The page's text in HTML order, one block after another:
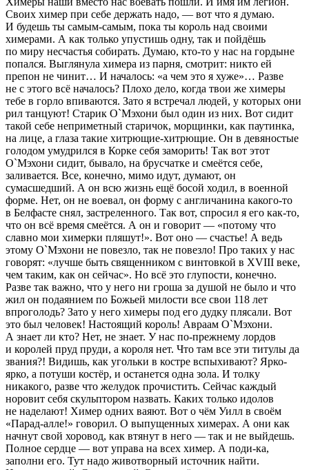
Своих химер при себе держать надо, — вот что я думаю.
И будешь ты самым-самым, пока ты король над своими
химерами. А как только упустишь одну, так и пойдёшь
по миру несчастья собирать. Думаю, кто-то у нас на гордыне
попался. Выглянула химера из парня, смотрит: никто ей
препон не чинит… И началось: «а чем это я хуже»… Разве
не с этого всё началось? Плохо дело, когда твои же химеры
тебе в горло впиваются. Зато я встречал людей, у которых они
рил танцуют! Старик О`Мэхони был один из них. Вот сидит
такой себе неприметный старичок, морщинки, как паутинка,
на лице, а глаза такие хитрющие-хитрющие. Он в девяностые
голодом умудрился в Корке себя заморить! Так вот этот
О`Мэхони сидит, бывало, на брусчатке и смеётся себе,
заливается. Все, конечно, мимо идут, думают, он
сумасшедший. А он всю жизнь ещё босой ходил, в военной
форме. Нет, он не воевал, он форму с англичанина какого-то
в Белфасте снял, застреленного. Так вот, спросил я его как-то,
что он всё время смеётся. А он и говорит — «потому что
славно мои химерки пляшут!». Вот оно — счастье! А ведь
этому О`Мэхони не повезло, так не повезло! Про таких у нас
говорят: «лучше быть священником с винтовкой в XVIII веке,
чем таким, как он сейчас». Но всё это глупости, конечно.
Разве так важно, что у него ни гроша за душой не было и что
жил он подаянием по Божьей милости все свои 118 лет
впроголодь? Зато у него химеры под его дудку плясали. Вот
это был человек! Настоящий король! Авраам О`Мэхони.
А знает ли кто? Нет, не знает. У нас по-прежнему лордов
и королей пруд пруди, а короля нет. Что там все эти титулы да
звания?! Видишь, как угольки в костре вспыхивают? Ярко-
ярко, а потуши костёр, и останется одна зола. И толку
никакого, разве что желудок прочистить. Сейчас каждый
норовит себя скульптором назвать. Каких только идолов
не наделают! Химер одних ваяют. Вот о чём Уилл в своём
«Парад-алле!» говорил. О выпущенных химерах. А они как
начнут свой хоровод, как втянут в него — так и не выйдешь.
Полное сердце — вот управа на всех химер. А поди-ка,
заполни его. Тут надо животворный источник найти.